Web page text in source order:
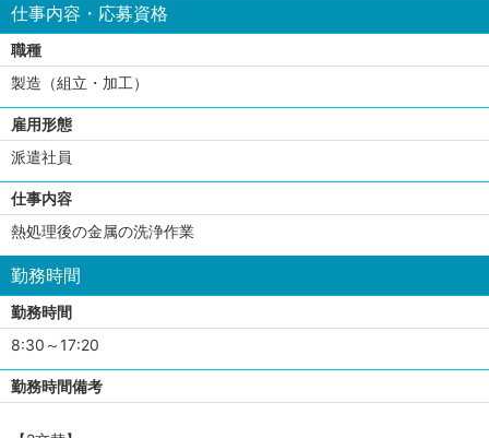
仕事内容・応募資格
職種
製造（組立・加工）
雇用形態
派遣社員
仕事内容
熱処理後の金属の洗浄作業
勤務時間
勤務時間
8:30～17:20
勤務時間備考